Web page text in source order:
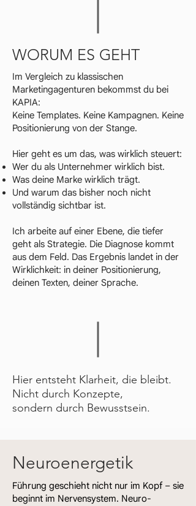
WORUM ES GEHT
Im Vergleich zu klassischen
Marketingagenturen bekommst du bei
KAPIA:
Keine Templates. Keine Kampagnen. Keine
Positionierung von der Stange.
Hier geht es um das, was wirklich steuert:
Wer du als Unternehmer wirklich bist.
Was deine Marke wirklich trägt.
Und warum das bisher noch nicht
vollständig sichtbar ist.
Ich arbeite auf einer Ebene, die tiefer
geht als Strategie. Die Diagnose kommt
aus dem Feld. Das Ergebnis landet in der
Wirklichkeit: in deiner Positionierung,
deinen Texten, deiner Sprache.
Hier entsteht Klarheit, die bleibt.
Nicht durch Konzepte,
sondern durch Bewusstsein.
Neuroenergetik
Führung geschieht nicht nur im Kopf – sie
beginnt im Nervensystem. Neuro-